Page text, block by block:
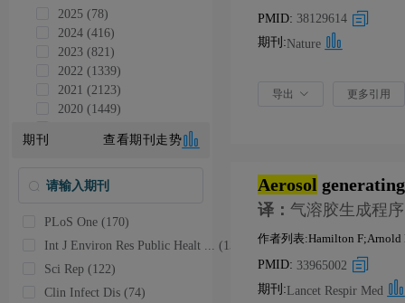
2025 (78)
2024 (416)
2023 (821)
2022 (1339)
2021 (2123)
2020 (1449)
期刊 查看期刊走势
PLoS One (170)
Int J Environ Res Public Healt ... (137)
Sci Rep (122)
Clin Infect Dis (74)
PMID: 38129614
期刊: Nature
导出 更多引用
Aerosol
译： 气溶胶生成程
作者列表:Hamilton F;Arnold
PMID: 33965002
期刊:Lancet Respir Med